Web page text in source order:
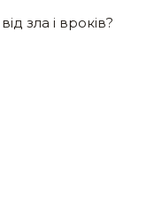
зла і вроків?